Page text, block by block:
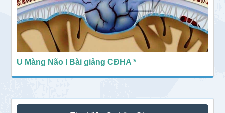
U Màng Não I Bài giảng CĐHA *